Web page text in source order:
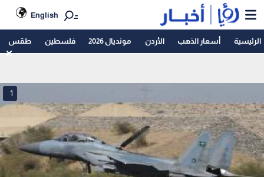
English
الرئيسية أسعار الذهب الأردن مونديال 2026 فلسطين طقس
1